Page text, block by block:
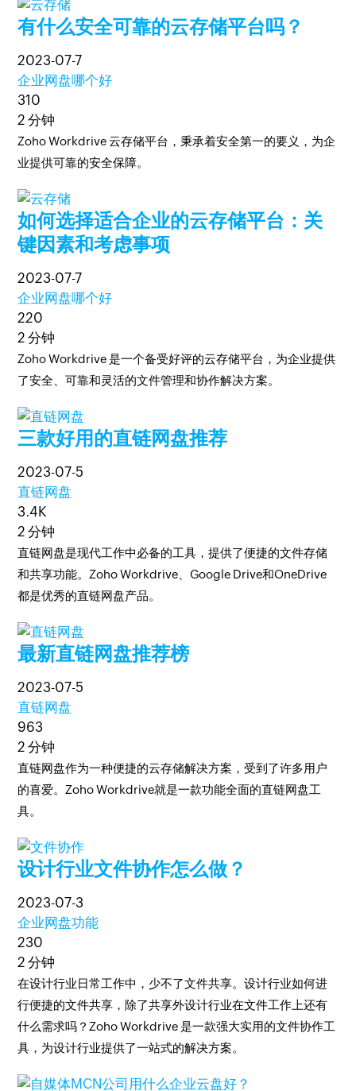
有什么安全可靠的云存储平台吗？
2023-07-7
企业网盘哪个好
310
2 分钟
Zoho Workdrive 云存储平台，秉承着安全第一的要义，为企
业提供可靠的安全保障。
如何选择适合企业的云存储平台：关
键因素和考虑事项
2023-07-7
企业网盘哪个好
220
2 分钟
Zoho Workdrive 是一个备受好评的云存储平台，为企业提供
了安全、可靠和灵活的文件管理和协作解决方案。
三款好用的直链网盘推荐
2023-07-5
直链网盘
3.4K
2 分钟
直链网盘是现代工作中必备的工具，提供了便捷的文件存储
和共享功能。Zoho Workdrive、Google Drive和OneDrive
都是优秀的直链网盘产品。
最新直链网盘推荐榜
2023-07-5
直链网盘
963
2 分钟
直链网盘作为一种便捷的云存储解决方案，受到了许多用户
的喜爱。Zoho Workdrive就是一款功能全面的直链网盘工
具。
设计行业文件协作怎么做？
2023-07-3
企业网盘功能
230
2 分钟
在设计行业日常工作中，少不了文件共享。设计行业如何进
行便捷的文件共享，除了共享外设计行业在文件工作上还有
什么需求吗？Zoho Workdrive 是一款强大实用的文件协作工
具，为设计行业提供了一站式的解决方案。